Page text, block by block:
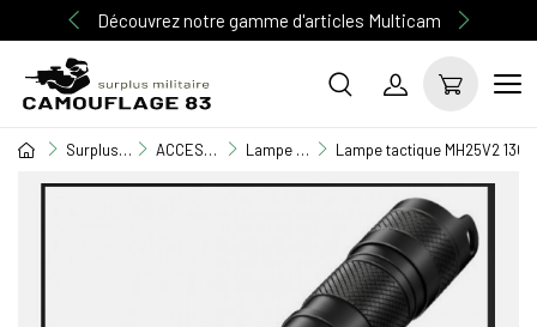
Découvrez notre gamme d'articles Multicam
Surplus Militaire ACCESSOIRE MILITAIRE Lampe torche & Frontale Lampe tactique MH25V2